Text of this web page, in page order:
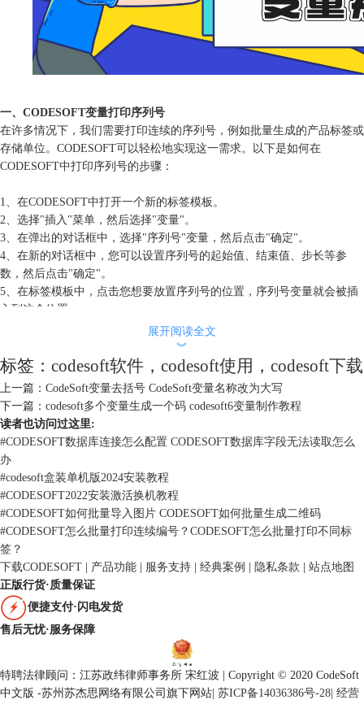
一、CODESOFT变量打印序列号
在许多情况下，我们需要打印连续的序列号，例如批量生成的产品标签或
存储单位。CODESOFT可以轻松地实现这一需求。以下是如何在
CODESOFT中打印序列号的步骤：
1、在CODESOFT中打开一个新的标签模板。
2、选择"插入"菜单，然后选择"变量"。
3、在弹出的对话框中，选择"序列号"变量，然后点击"确定"。
4、在新的对话框中，您可以设置序列号的起始值、结束值、步长等参
数，然后点击"确定"。
5、在标签模板中，点击您想要放置序列号的位置，序列号变量就会被插
入到这个位置。
6、保存模板，并进行打印预览，确认序列号打印是否正确。
通过上述步骤，您可以轻松地在CODESOFT中打印序列号，大大提高了
工作效率。此外，CodeSoft还提供了一些高级选项，使您可以更灵活地管
理和控制序列号的打印。您可以设置重置点，即当序列号达到某个特定值
时重新开始递增。您还可以在序列号中插入其他变量或固定文本，以满足
特定的标签设计需求。所有这些选项都使CodeSoft成为了一个强大而灵活
的工具，适用于各种标签打印应用场景。
展开阅读全文
︾
标签： codesoft软件 ， codesoft使用 ， codesoft下载
上一篇： CodeSoft变量去括号 CodeSoft变量名称改为大写
下一篇： codesoft多个变量生成一个码 codesoft6变量制作教程
读者也访问过这里:
#CODESOFT数据库连接怎么配置 CODESOFT数据库字段无法读取怎么
办
#codesoft盒装单机版2024安装教程
#CODESOFT2022安装激活换机教程
#CODESOFT如何批量导入图片 CODESOFT如何批量生成二维码
#CODESOFT怎么批量打印连续编号？CODESOFT怎么批量打印不同标
签？
下载CODESOFT
产品功能 服务支持 经典案例 隐私条款
站点地图
正版行货·质量保证
便捷支付·闪电发货
售后无忧·服务保障
特聘法律顾问：江苏政纬律师事务所 宋红波 | Copyright © 2020 CodeSoft
中文版 -苏州苏杰思网络有限公司旗下网站 苏ICP备14036386号-28 经营